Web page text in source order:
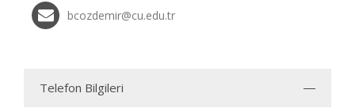
bcozdemir@cu.edu.tr
Telefon Bilgileri